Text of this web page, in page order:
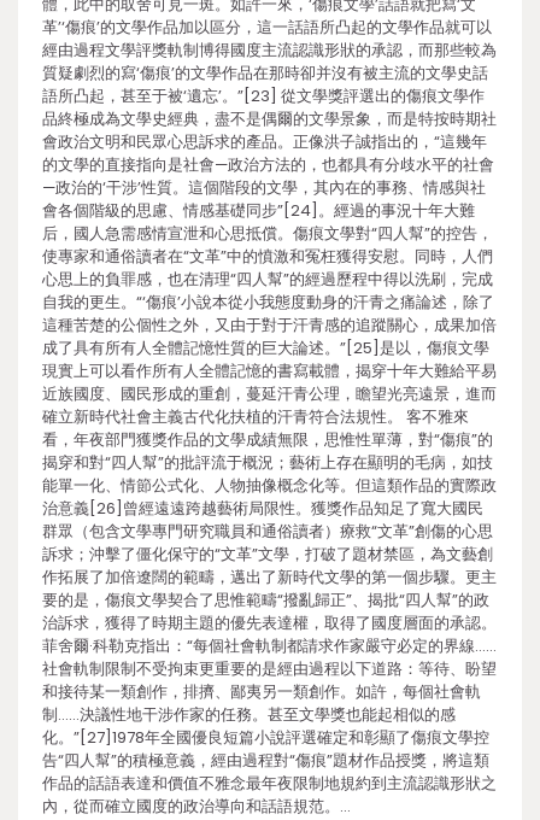
革’‘傷痕’的文學作品加以區分，這一話語所凸起的文學作品就可以
經由過程文學評獎軌制博得國度主流認識形狀的承認，而那些較為
質疑劇烈的寫‘傷痕’的文學作品在那時卻并沒有被主流的文學史話
語所凸起，甚至于被‘遺忘’。”[23] 從文學獎評選出的傷痕文學作
品終極成為文學史經典，盡不是偶爾的文學景象，而是特按時期社
會政治文明和民眾心思訴求的產品。正像洪子誠指出的，“這幾年
的文學的直接指向是社會—政治方法的，也都具有分歧水平的社會
—政治的‘干涉’性質。這個階段的文學，其內在的事務、情感與社
會各個階級的思慮、情感基礎同步”[24]。經過的事況十年大難
后，國人急需感情宣泄和心思抵償。傷痕文學對“四人幫”的控告，
使專家和通俗讀者在“文革”中的憤激和冤枉獲得安慰。同時，人們
心思上的負罪感，也在清理“四人幫”的經過歷程中得以洗刷，完成
自我的更生。“‘傷痕’小說本從小我態度動身的汗青之痛論述，除了
這種苦楚的公個性之外，又由于對于汗青感的追蹤關心，成果加倍
成了具有所有人全體記憶性質的巨大論述。”[25]是以，傷痕文學
現實上可以看作所有人全體記憶的書寫載體，揭穿十年大難給平易
近族國度、國民形成的重創，蔓延汗青公理，瞻望光亮遠景，進而
確立新時代社會主義古代化扶植的汗青符合法規性。 客不雅來
看，年夜部門獲獎作品的文學成績無限，思惟性單薄，對“傷痕”的
揭穿和對“四人幫”的批評流于概況；藝術上存在顯明的毛病，如技
能單一化、情節公式化、人物抽像概念化等。但這類作品的實際政
治意義[26]曾經遠遠跨越藝術局限性。獲獎作品知足了寬大國民
群眾（包含文學專門研究職員和通俗讀者）療救“文革”創傷的心思
訴求；沖擊了僵化保守的“文革”文學，打破了題材禁區，為文藝創
作拓展了加倍遼闊的範疇，邁出了新時代文學的第一個步驟。更主
要的是，傷痕文學契合了思惟範疇“撥亂歸正”、揭批“四人幫”的政
治訴求，獲得了時期主題的優先表達權，取得了國度層面的承認。
菲舍爾·科勒克指出：“每個社會軌制都請求作家嚴守必定的界線……
社會軌制限制不受拘束更重要的是經由過程以下道路：等待、盼望
和接待某一類創作，排擠、鄙夷另一類創作。如許，每個社會軌
制……決議性地干涉作家的任務。甚至文學獎也能起相似的感
化。”[27]1978年全國優良短篇小說評選確定和彰顯了傷痕文學控
告“四人幫”的積極意義，經由過程對“傷痕”題材作品授獎，將這類
作品的話語表達和價值不雅念最年夜限制地規約到主流認識形狀之
內，從而確立國度的政治導向和話語規范。…